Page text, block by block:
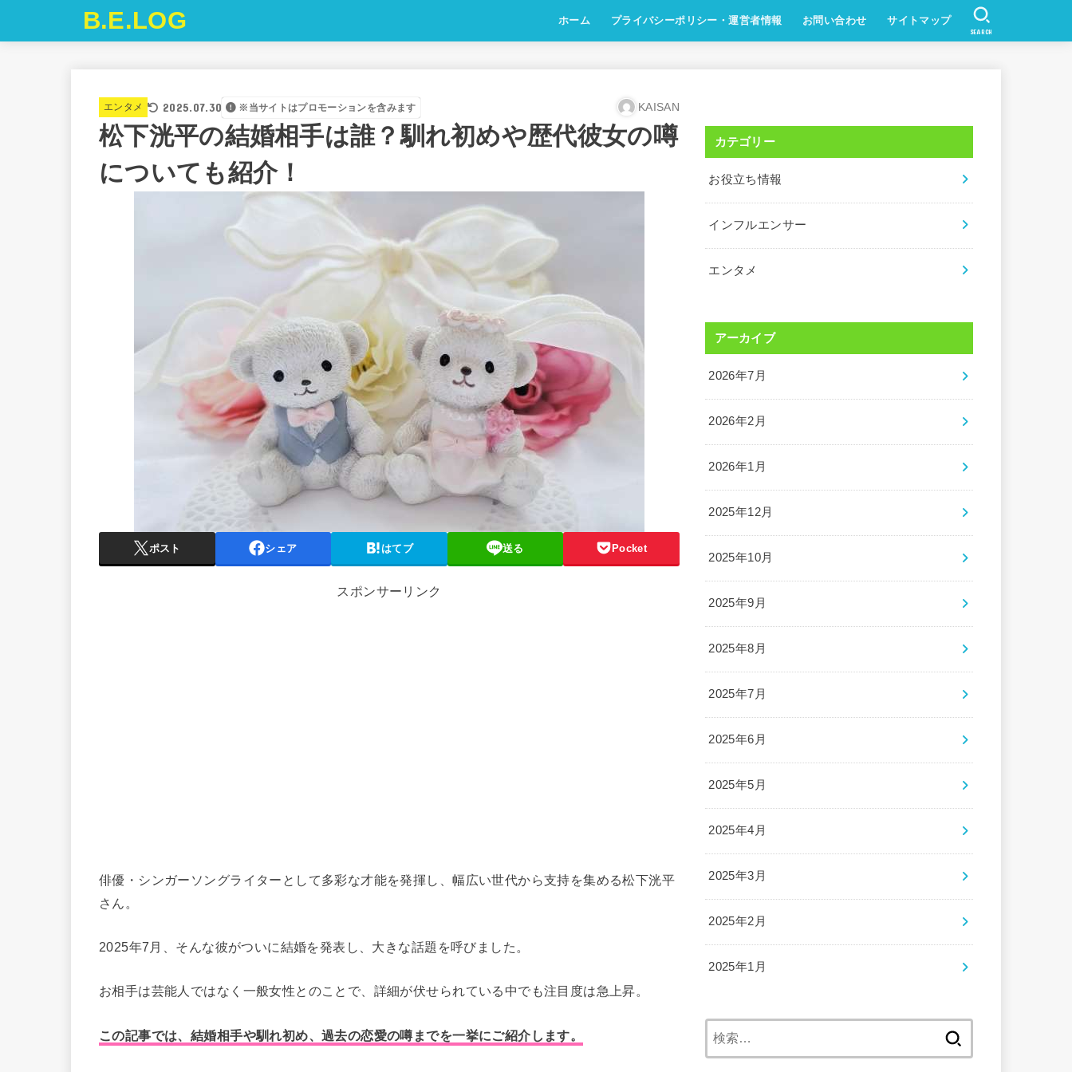
B.E.LOG ホーム プライバシーポリシー・運営者情報 お問い合わせ サイトマップ
SEARCH
エンタメ 2025.07.30 ※当サイトはプロモーションを含みます KAISAN
松下洸平の結婚相手は誰？馴れ初めや歴代彼女の噂
についても紹介！
ポスト シェア はてブ 送る Pocket
スポンサーリンク
俳優・シンガーソングライターとして多彩な才能を発揮し、幅広い世代から支持を集める松下洸平
さん。
2025年7月、そんな彼がついに結婚を発表し、大きな話題を呼びました。
お相手は芸能人ではなく一般女性とのことで、詳細が伏せられている中でも注目度は急上昇。
この記事では、結婚相手や馴れ初め、過去の恋愛の噂までを一挙にご紹介します。
カテゴリー
お役立ち情報
インフルエンサー
エンタメ
アーカイブ
2026年7月
2026年2月
2026年1月
2025年12月
2025年10月
2025年9月
2025年8月
2025年7月
2025年6月
2025年5月
2025年4月
2025年3月
2025年2月
2025年1月